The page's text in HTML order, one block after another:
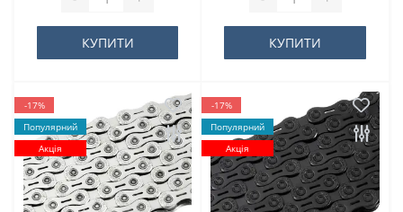
КУПИТИ КУПИТИ
-17%
Популярний
Акція
-17%
Популярний
Акція